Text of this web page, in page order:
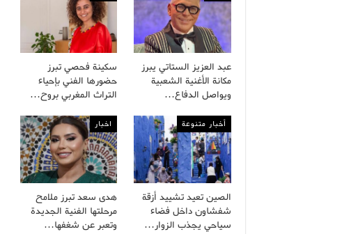
عبد العزيز الستاتي يبرز
مكانة الأغنية الشعبية
ويواصل الدفاع…
سكينة فحصي تبرز
حضورها الفني بإحياء
التراث المغربي بروح…
أخبار متنوعة
الصين تعيد تشييد أزقة
شفشاون داخل فضاء
سياحي يجذب الزوار…
اخبار
هدى سعد تبرز ملامح
مرحلتها الفنية الجديدة
وتعبر عن شغفها…